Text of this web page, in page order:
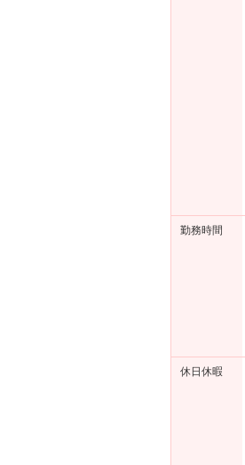
勤務時間
休日休暇